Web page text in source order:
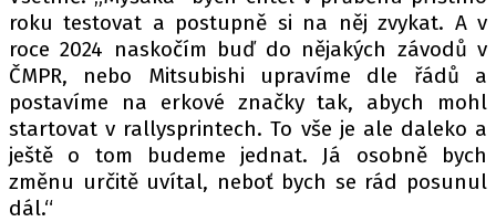
roku testovat a postupně si na něj zvykat. A v
roce 2024 naskočím buď do nějakých závodů v
ČMPR, nebo Mitsubishi upravíme dle řádů a
postavíme na erkové značky tak, abych mohl
startovat v rallysprintech. To vše je ale daleko a
ještě o tom budeme jednat. Já osobně bych
změnu určitě uvítal, neboť bych se rád posunul
dál.“